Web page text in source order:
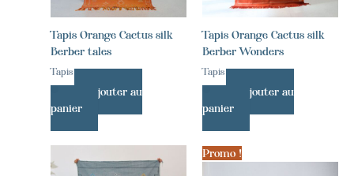
Tapis Orange Cactus silk
Berber tales
Tapis
Ajouter au
panier
Tapis Orange Cactus silk
Berber Wonders
Tapis
Ajouter au
panier
Promo !